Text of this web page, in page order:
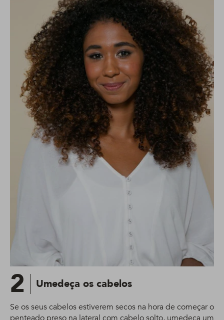
2 Umedeça os cabelos
Se os seus cabelos estiverem secos na hora de começar o